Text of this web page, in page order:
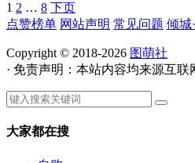
文
章
导
航
1 2 … 8 下页
点赞榜单 网站声明 常见问题 倾城
Copyright © 2018-2026 图萌社
· 免责声明：本站内容均来源互
大家都在搜